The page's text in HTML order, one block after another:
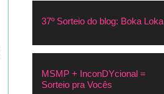
37º Sorteio do blog: Boka Loka
MSMP + InconDYcional =
Sorteio pra Vocês